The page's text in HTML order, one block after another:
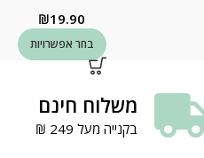
₪19.90
בחר אפשרויות
משלוח חינם
בקנייה מעל 249 ₪